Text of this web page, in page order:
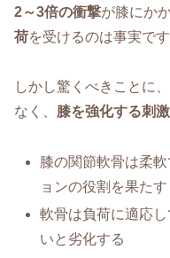
2～3倍の衝撃が膝にか
荷を受けるのは事実です
しかし驚くべきことに
なく、 膝を強化する刺激
膝の関節軟骨は柔
ョンの役割を果たす
軟骨は負荷に適応
いと劣化する